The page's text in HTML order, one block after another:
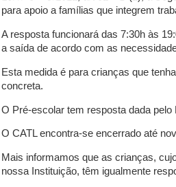
para apoio a famílias que integrem
A resposta funcionará das 7:30h às
a saída de acordo com as
Esta medida é para crianças que
concreta.
O Pré-escolar tem resposta dada
O CATL encontra-se encerrado até
Mais informamos que as crianças,
nossa Instituição, têm igualmente